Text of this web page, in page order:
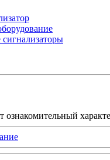
ознакомительный